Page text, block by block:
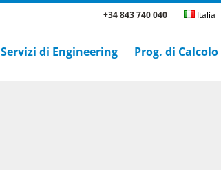
+34 843 740 040 Italia
Servizi di Engineering Prog. di Calcolo